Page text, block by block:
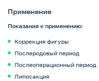
Применение
Показания к применению:
Коррекция фигуры
Послеродовый период
Послеоперационный период
Липосакция